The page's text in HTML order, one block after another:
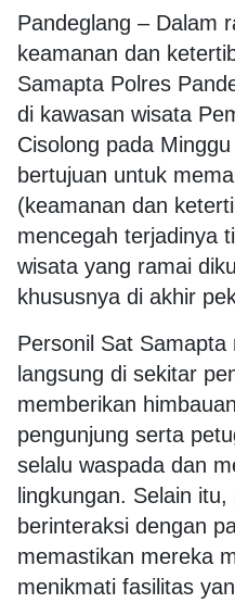
Pandeglang – Dalam
keamanan dan
Samapta Polres
di kawasan wisata
Cisolong pada
bertujuan untuk
(keamanan dan
mencegah terjadinya
wisata yang ramai
khususnya di akhir
Personil Sat
langsung di sekitar
memberikan
pengunjung serta
selalu waspada dan
lingkungan. Selain
berinteraksi dengan
memastikan mereka
menikmati fasilitas